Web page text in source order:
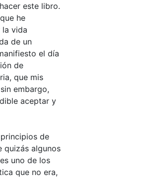
este libro.
he
la vida
de un
el día
de
que mis
embargo,
aceptar y
de
quizás algunos
uno de los
que no era,